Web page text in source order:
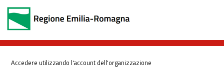
Accedere utilizzando l'account dell'organizzazione